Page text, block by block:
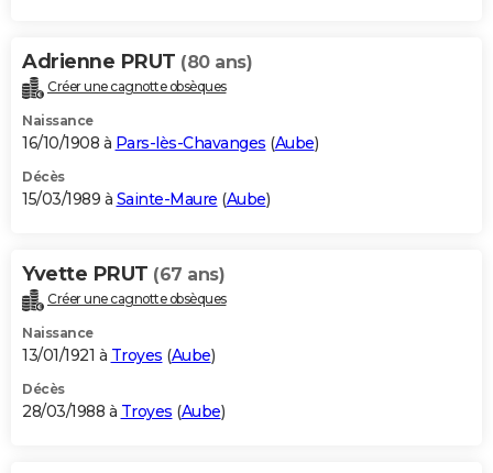
Adrienne PRUT (80 ans)
Créer une cagnotte obsèques
Naissance
16/10/1908 à Pars-lès-Chavanges (Aube)
Décès
15/03/1989 à Sainte-Maure (Aube)
Yvette PRUT (67 ans)
Créer une cagnotte obsèques
Naissance
13/01/1921 à Troyes (Aube)
Décès
28/03/1988 à Troyes (Aube)